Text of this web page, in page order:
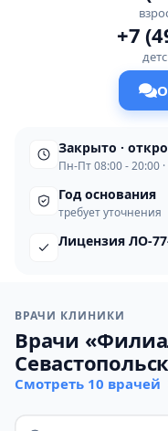
+7
Закрыто ·
Пн-Пт 08:00 - 20:00
Год основания
требует уточнения
Лицензия ЛО-
ВРАЧИ КЛИНИКИ
Врачи
Смотреть 10 врачей